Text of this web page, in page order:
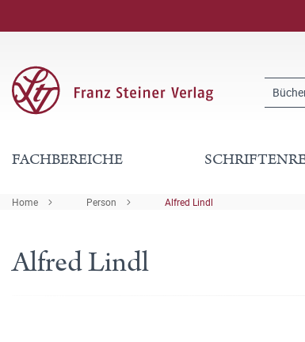
FACHBEREICHE
Home Person Alfred Lindl
Alfred Lindl